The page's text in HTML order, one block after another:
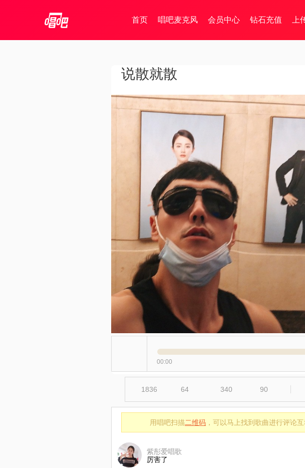
首页 唱吧麦克风 会员中心 钻石充值 上
说散就散
00:00
1836 64 340 90
用唱吧扫描二维码 ，可以马上找到歌曲进行评论
紫彤爱唱歌
厉害了